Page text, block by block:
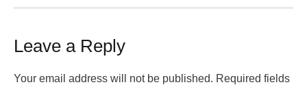
Leave a Reply
Your email address will not be published. Required fields